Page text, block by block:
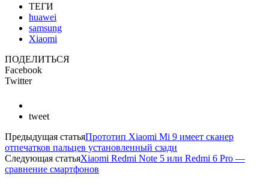
ТЕГИ
huawei
samsung
Xiaomi
ПОДЕЛИТЬСЯ
Facebook
Twitter
tweet
Предыдущая статьяПрототип Xiaomi Mi 9 имеет сканер
отпечатков пальцев установленный сзади
Следующая статьяXiaomi Redmi Note 5 или Redmi 6 Pro —
сравнение смартфонов